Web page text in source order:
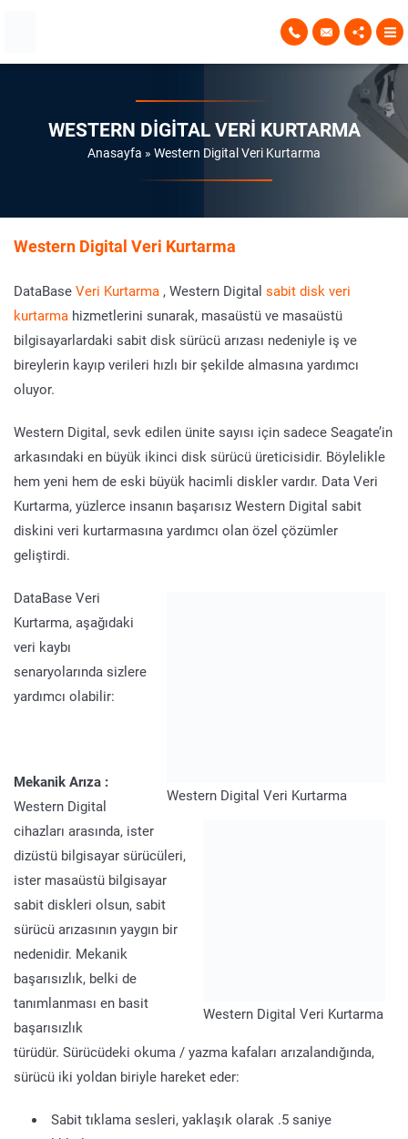
WESTERN DIGITAL VERI KURTARMA
Anasayfa » Western Digital Veri Kurtarma
Western Digital Veri Kurtarma
DataBase Veri Kurtarma , Western Digital sabit disk veri
kurtarma hizmetlerini sunarak, masaüstü ve masaüstü
bilgisayarlardaki sabit disk sürücü arızası nedeniyle iş ve
bireylerin kayıp verileri hızlı bir şekilde almasına yardımcı
oluyor.
Western Digital, sevk edilen ünite sayısı için sadece Seagate’in
arkasındaki en büyük ikinci disk sürücü üreticisidir. Böylelikle
hem yeni hem de eski büyük hacimli diskler vardır. Data Veri
Kurtarma, yüzlerce insanın başarısız Western Digital sabit
diskini veri kurtarmasına yardımcı olan özel çözümler
geliştirdi.
Western Digital Veri Kurtarma
Western Digital Veri Kurtarma
DataBase Veri
Kurtarma, aşağıdaki
veri kaybı
senaryolarında sizlere
yardımcı olabilir:
Mekanik Arıza :
Western Digital
cihazları arasında, ister
dizüstü bilgisayar sürücüleri,
ister masaüstü bilgisayar
sabit diskleri olsun, sabit
sürücü arızasının yaygın bir
nedenidir. Mekanik
başarısızlık, belki de
tanımlanması en basit
başarısızlık
türüdür. Sürücüdeki okuma / yazma kafaları arızalandığında,
sürücü iki yoldan biriyle hareket eder:
Sabit tıklama sesleri, yaklaşık olarak .5 saniye